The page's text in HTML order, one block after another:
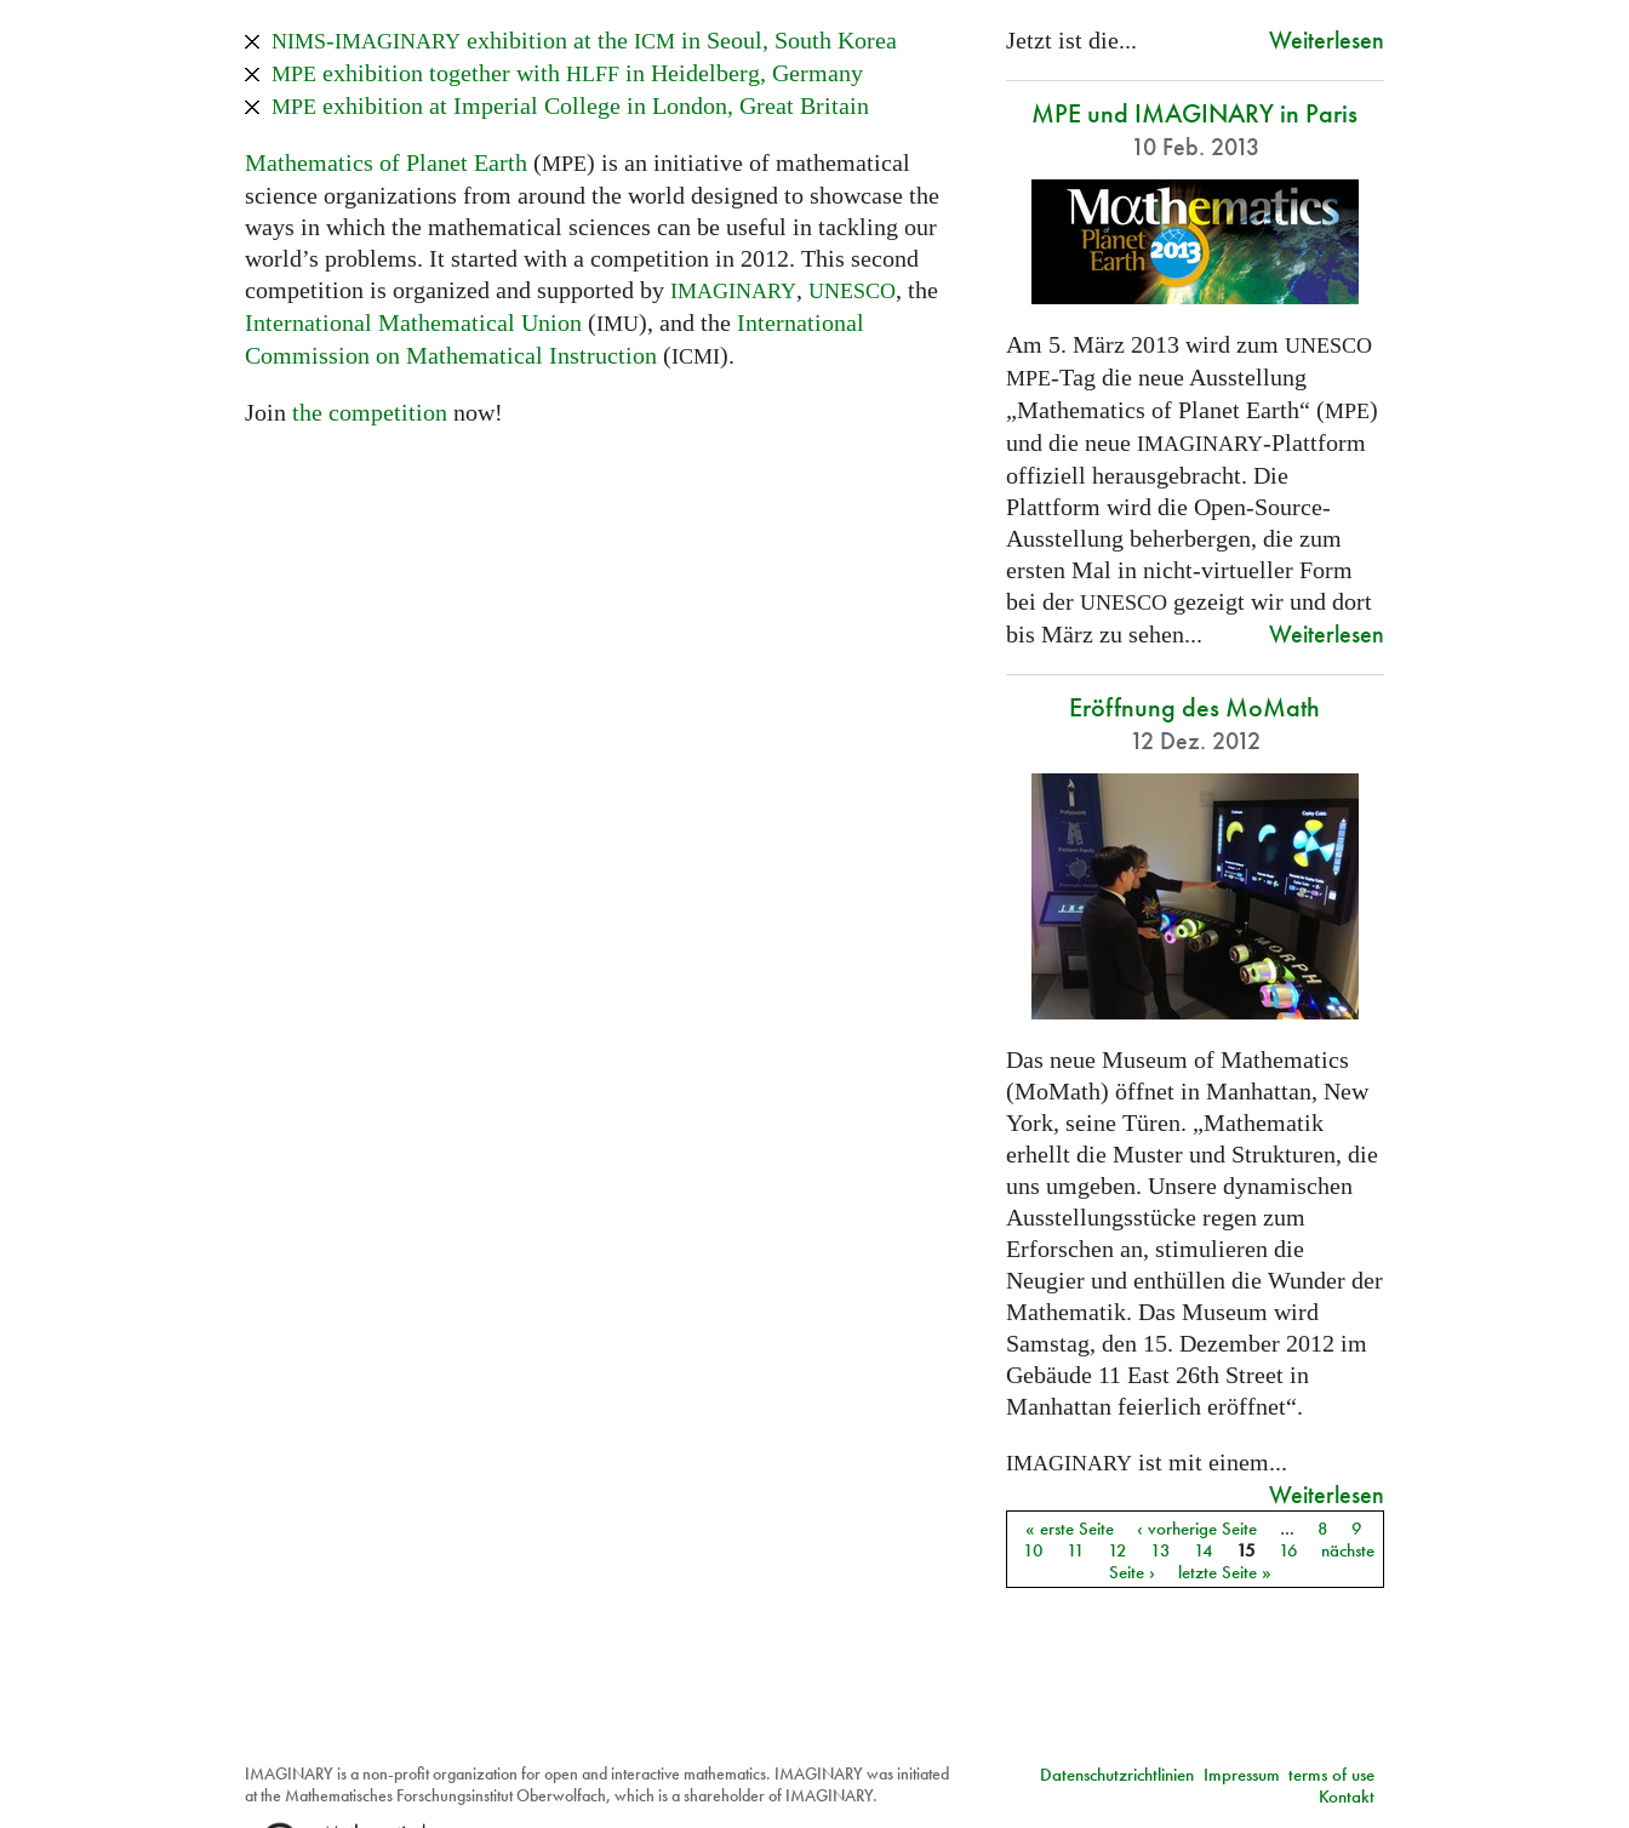
NIMS-IMAGINARY exhibition at the ICM in Seoul, South Korea
MPE exhibition together with HLFF in Heidelberg, Germany
MPE exhibition at Imperial College in London, Great Britain
Mathematics of Planet Earth (MPE) is an initiative of mathematical
science organizations from around the world designed to showcase the
ways in which the mathematical sciences can be useful in tackling our
world’s problems. It started with a competition in 2012. This second
competition is organized and supported by IMAGINARY, UNESCO, the
International Mathematical Union (IMU), and the International
Commission on Mathematical Instruction (ICMI).
Join the competition now!
Jetzt ist die... Weiterlesen
MPE und IMAGINARY in Paris
10 Feb. 2013
Am 5. März 2013 wird zum UNESCO
MPE-Tag die neue Ausstellung
„Mathematics of Planet Earth“ (MPE)
und die neue IMAGINARY-Plattform
offiziell herausgebracht. Die
Plattform wird die Open-Source-
Ausstellung beherbergen, die zum
ersten Mal in nicht-virtueller Form
bei der UNESCOgezeigt wir und dort
bis März zu sehen...
Weiterlesen
Eröffnung des MoMath
12 Dez. 2012
Das neue Museum of Mathematics
(MoMath) öffnet in Manhattan, New
York, seine Türen. „Mathematik
erhellt die Muster und Strukturen, die
uns umgeben. Unsere dynamischen
Ausstellungsstücke regen zum
Erforschen an, stimulieren die
Neugier und enthüllen die Wunder der
Mathematik. Das Museum wird
Samstag, den 15. Dezember 2012 im
Gebäude 11 East 26th Street in
Manhattan feierlich eröffnet“.
IMAGINARYist mit einem...
Weiterlesen
Seiten
« erste Seite ‹ vorherige Seite … 8
9
10
11 12 13 14 15 16
nächste
Seite ›
letzte Seite »
IMAGINARY is a non-profit organization for open and interactive mathematics. IMAGINARY was initiated
at the Mathematisches Forschungsinstitut Oberwolfach, which is a shareholder of IMAGINARY.
terms of use
Impressum
Datenschutzrichtlinien
Kontakt